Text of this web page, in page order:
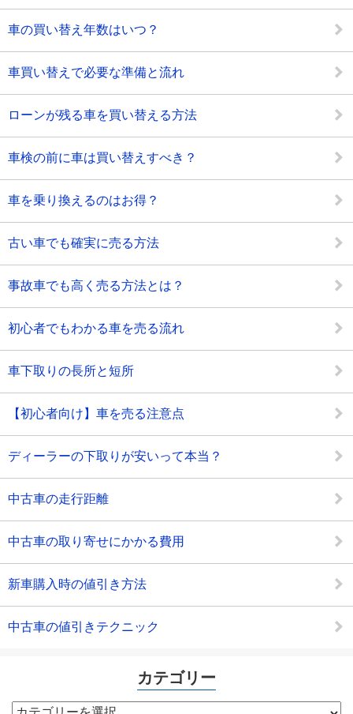
車の買い替え年数はいつ？
車買い替えで必要な準備と流れ
ローンが残る車を買い替える方法
車検の前に車は買い替えすべき？
車を乗り換えるのはお得？
古い車でも確実に売る方法
事故車でも高く売る方法とは？
初心者でもわかる車を売る流れ
車下取りの長所と短所
【初心者向け】車を売る注意点
ディーラーの下取りが安いって本当？
中古車の走行距離
中古車の取り寄せにかかる費用
新車購入時の値引き方法
中古車の値引きテクニック
カテゴリー
カ